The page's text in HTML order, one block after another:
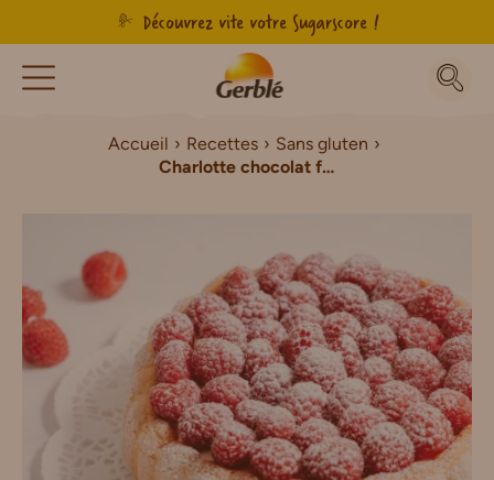
Découvrez vite votre Sugarscore !
Accueil Recettes
Sans gluten
Charlotte chocolat framboise Sans Gluten